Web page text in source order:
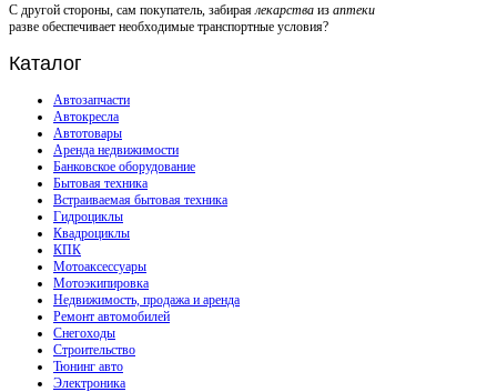
С другой стороны, сам покупатель, забираялекарства из аптеки
разве обеспечивает необходимые транспортные условия?
Каталог
Автозапчасти
Автокресла
Автотовары
Аренда недвижимости
Банковское оборудование
Бытовая техника
Встраиваемая бытовая техника
Гидроциклы
Квадроциклы
КПК
Мотоаксессуары
Мотоэкипировка
Недвижимость, продажа и аренда
Ремонт автомобилей
Снегоходы
Строительство
Тюнинг авто
Электроника